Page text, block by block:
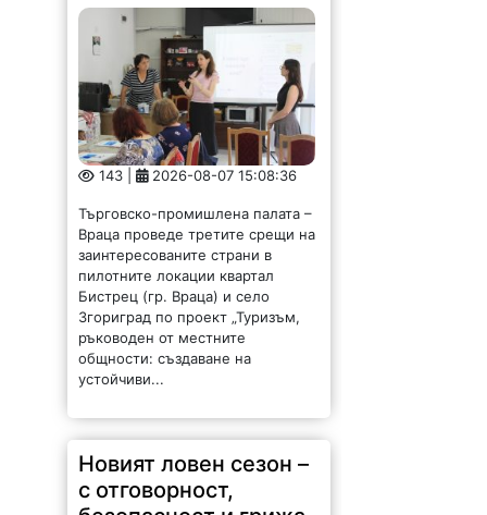
143 | 2026-08-07 15:08:36
Търговско-промишлена палата –
Враца проведе третите срещи на
заинтересованите страни в
пилотните локации квартал
Бистрец (гр. Враца) и село
Згориград по проект „Туризъм,
ръководен от местните
общности: създаване на
устойчиви...
Новият ловен сезон –
с отговорност,